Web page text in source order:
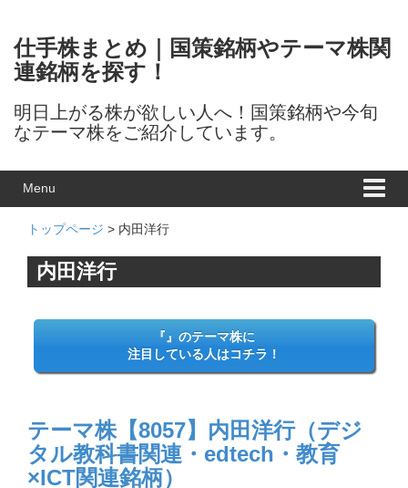
仕手株まとめ｜国策銘柄やテーマ株関
連銘柄を探す！
明日上がる株が欲しい人へ！国策銘柄や今旬
なテーマ株をご紹介しています。
Menu
トップページ > 内田洋行
内田洋行
『』のテーマ株に
注目している人はコチラ！
テーマ株【8057】内田洋行（デジ
タル教科書関連・edtech・教育
×ICT関連銘柄）